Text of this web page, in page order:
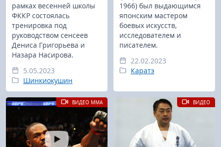
рамках весенней школы
ФККР состоялась
тренировка под
руководством сенсеев
Дениса Григорьева и
Назара Насирова.
5.05.2023
Шинкиокушин
1966) был выдающимся
японским мастером
боевых искусств,
исследователем и
писателем.
22.02.2023
Каратэ
ВИДЕО MMA ВИДЕО